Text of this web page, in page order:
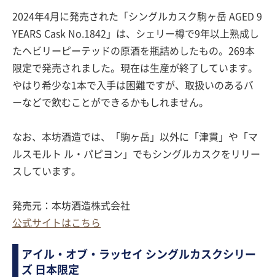
2024年4月に発売された「シングルカスク駒ヶ岳 AGED 9
YEARS Cask No.1842」は、シェリー樽で9年以上熟成し
たヘビリーピーテッドの原酒を瓶詰めしたもの。269本
限定で発売されました。現在は生産が終了しています。
やはり希少な1本で入手は困難ですが、取扱いのあるバ
ーなどで飲むことができるかもしれません。
なお、本坊酒造では、「駒ヶ岳」以外に「津貫」や「マ
ルスモルト ル・パピヨン」でもシングルカスクをリリー
スしています。
発売元：本坊酒造株式会社
公式サイトはこちら
アイル・オブ・ラッセイ シングルカスクシリー
ズ 日本限定